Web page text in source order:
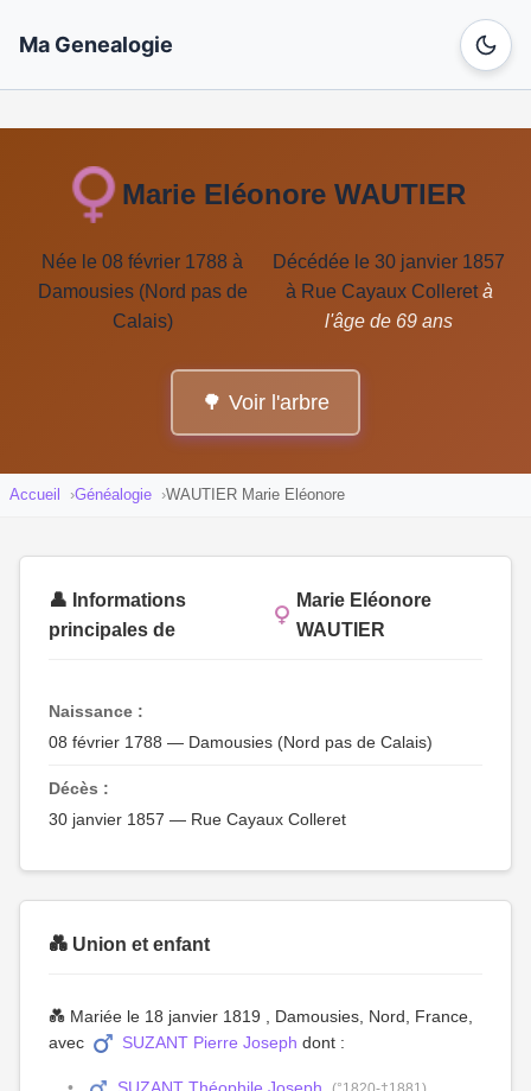
Ma Genealogie
Marie Eléonore WAUTIER
Née le 08 février 1788 à
Damousies (Nord pas de
Calais)
Décédée le 30 janvier 1857
à Rue Cayaux Colleretà
l'âge de 69 ans
🌳 Voir l'arbre
Accueil Généalogie WAUTIER Marie Eléonore
👤 Informations
principales de
Marie Eléonore
WAUTIER
Naissance :
08 février 1788 — Damousies (Nord pas de Calais)
Décès :
30 janvier 1857 — Rue Cayaux Colleret
💑 Union et enfant
💑 Mariée le 18 janvier 1819 , Damousies, Nord, France,
avec
SUZANT Pierre Joseph dont :